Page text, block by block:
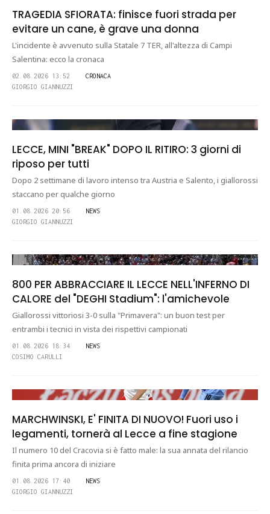
TRAGEDIA SFIORATA: finisce fuori strada per
evitare un cane, è grave una donna
L'incidente è avvenuto sulla Statale 7 TER, all'altezza di Campi
Salentina: ecco la cronaca
02.08.2026 13:52
CRONACA
GIORGIO GIANNUZZI
LECCE, MINI "BREAK" DOPO IL RITIRO: 3 giorni di
riposo per tutti
Dopo 2 settimane di lavoro intenso tra Austria e Salento, i giallorossi
staccano per qualche giorno
01.08.2026 20:56
NEWS
GIORGIO GIANNUZZI
800 PER ABBRACCIARE IL LECCE NELL'INFERNO DI
CALORE del "DEGHI Stadium": l'amichevole
Giallorossi vittoriosi 3-0 sulla "Primavera": un buon test per
entrambi i tecnici in vista dei rispettivi campionati
01.08.2026 18:34
NEWS
COSIMO CARULLI
MARCHWINSKI, E' FINITA DI NUOVO! Fuori uso i
legamenti, tornerà al Lecce a fine stagione
Il numero 10 del Cracovia si è fatto male: la sua annata del rilancio
finita prima ancora di iniziare
01.08.2026 17:40
NEWS
GIORGIO GIANNUZZI